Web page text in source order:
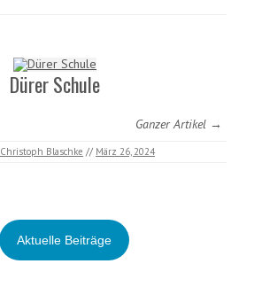
Dürer Schule
Ganzer Artikel →
Christoph Blaschke // März 26, 2024
Aktuelle Beiträge